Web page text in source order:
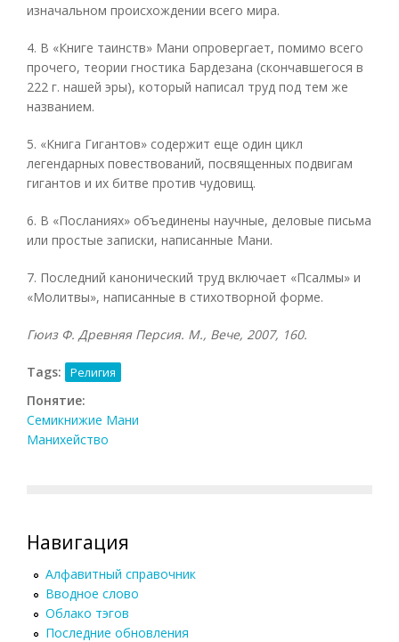
изначальном происхождении всего мира.
4. В «Книге таинств» Мани опровергает, помимо всего
прочего, теории гностика Бардезана (скончавшегося в
222 г. нашей эры), который написал труд под тем же
названием.
5. «Книга Гигантов» содержит еще один цикл
легендарных повествований, посвященных подвигам
гигантов и их битве против чудовищ.
6. В «Посланиях» объединены научные, деловые письма
или простые записки, написанные Мани.
7. Последний канонический труд включает «Псалмы» и
«Молитвы», написанные в стихотворной форме.
Гюиз Ф. Древняя Персия. М., Вече, 2007, 160.
Tags: Религия
Понятие:
Семикнижие Мани
Манихейство
Навигация
Алфавитный справочник
Вводное слово
Облако тэгов
Последние обновления